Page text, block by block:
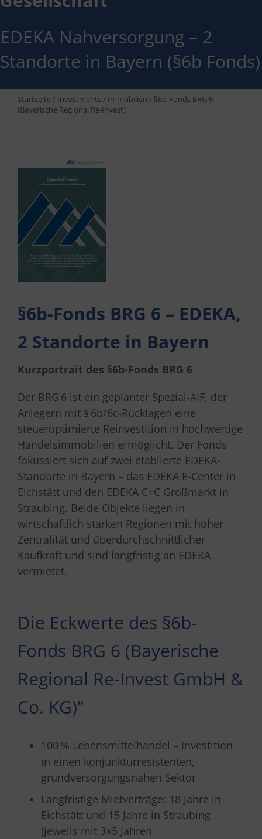
EDEKA Nahversorgung – 2
Standorte in Bayern (§6b Fonds)
Startseite/ Investments/ Immobilien / §6b-Fonds BRG 6
(Bayerische Regional Re-Invest)
§6b-Fonds BRG 6 – EDEKA,
2 Standorte in Bayern
Kurzportrait des §6b-Fonds BRG 6
Der BRG 6 ist ein geplanter Spezial-AIF, der
Anlegern mit § 6b/6c-Rücklagen eine
steueroptimierte Reinvestition in hochwertige
Handelsimmobilien ermöglicht. Der Fonds
fokussiert sich auf zwei etablierte EDEKA-
Standorte in Bayern – das EDEKA E-Center in
Eichstätt und den EDEKA C+C Großmarkt in
Straubing. Beide Objekte liegen in
wirtschaftlich starken Regionen mit hoher
Zentralität und überdurchschnittlicher
Kaufkraft und sind langfristig an EDEKA
vermietet.
Die Eckwerte des §6b-
Fonds BRG 6 (Bayerische
Regional Re-Invest GmbH &
Co. KG)“
100 % Lebensmittelhandel – Investition
in einen konjunkturresistenten,
grundversorgungsnahen Sektor
Langfristige Mietverträge: 18 Jahre in
Eichstätt und 15 Jahre in Straubing
(jeweils mit 3×5 Jahren